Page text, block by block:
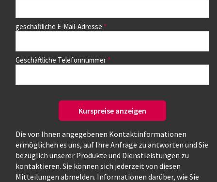
geschäftliche E-Mail-Adresse
Geschäftliche Telefonnummer
Kurspreise anzeigen
Die von Ihnen angegebenen Kontaktinformationen
ermöglichen es uns, auf Ihre Anfrage zu antworten und Sie
bezüglich unserer Produkte und Dienstleistungen zu
kontaktieren. Sie können sich jederzeit von diesen
Mitteilungen abmelden. Informationen darüber, wie Sie
Nur verfügbare Kurse